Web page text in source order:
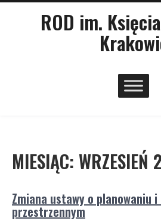
ROD im.
MIESIĄC: WRZESIEŃ
Zmiana ustawy o planowaniu
przestrzennym